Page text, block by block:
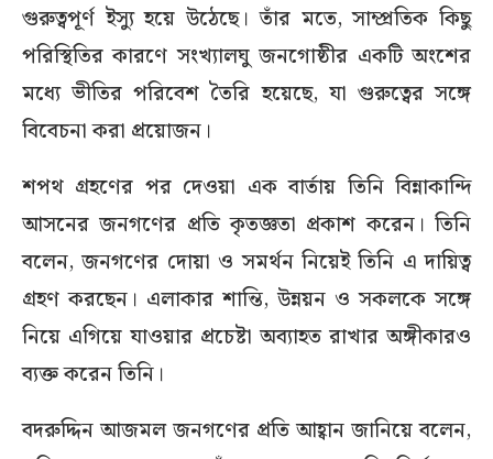
গুরুত্বপূর্ণ ইস্যু হয়ে উঠেছে। তাঁর মতে, সাম্প্রতিক কিছু
পরিস্থিতির কারণে সংখ্যালঘু জনগোষ্ঠীর একটি অংশের
মধ্যে ভীতির পরিবেশ তৈরি হয়েছে, যা গুরুত্বের সঙ্গে
বিবেচনা করা প্রয়োজন।
শপথ গ্রহণের পর দেওয়া এক বার্তায় তিনি বিন্নাকান্দি
আসনের জনগণের প্রতি কৃতজ্ঞতা প্রকাশ করেন। তিনি
বলেন, জনগণের দোয়া ও সমর্থন নিয়েই তিনি এ দায়িত্ব
গ্রহণ করছেন। এলাকার শান্তি, উন্নয়ন ও সকলকে সঙ্গে
নিয়ে এগিয়ে যাওয়ার প্রচেষ্টা অব্যাহত রাখার অঙ্গীকারও
ব্যক্ত করেন তিনি।
বদরুদ্দিন আজমল জনগণের প্রতি আহ্বান জানিয়ে বলেন,